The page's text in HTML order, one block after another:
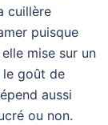
cuillère
puisque
mise sur un
le goût de
aussi
ou non.